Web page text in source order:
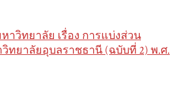
าวิทยาลัย เรื่อง การแบ่งส่วน
ทยาลัยอุบลราชธานี (ฉบับที่ 2) พ.ศ.